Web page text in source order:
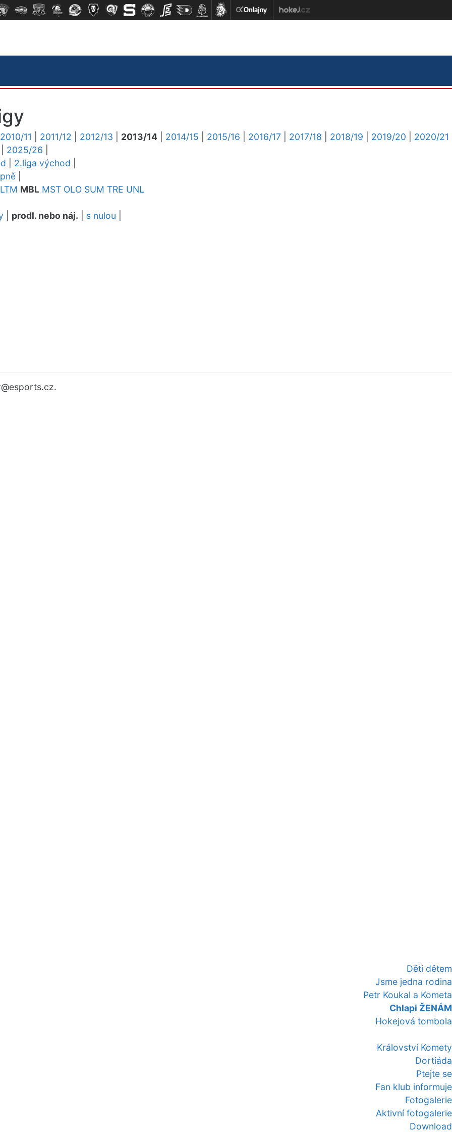
Děti dětem
Jsme jedna rodina
Petr Koukal a Kometa
Chlapi ŽENÁM
Hokejová tombola
Království Komety
Dortiáda
Ptejte se
Fan klub informuje
Fotogalerie
Aktivní fotogalerie
Download
2010/11 2011/12 2012/13 2013/14 2014/15 2015/16 2016/17 2017/18 2018/19 2019/20
2020/21
2025/26
2.liga východ
LTM MBL MST OLO SUM TRE UNL
prodl. nebo náj. s nulou
@esports.cz.